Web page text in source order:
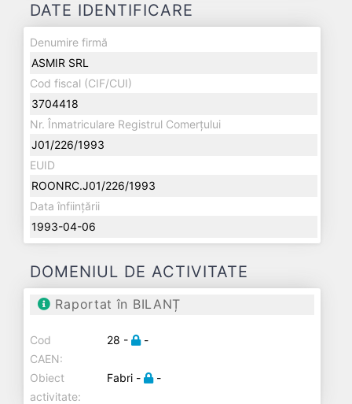
DATE IDENTIFICARE
Denumire firmă
ASMIR SRL
Cod fiscal (CIF/CUI)
3704418
Nr. Înmatriculare Registrul Comerțului
J01/226/1993
EUID
ROONRC.J01/226/1993
Data înființării
1993-04-06
DOMENIUL DE ACTIVITATE
Raportat în BILANȚ
Cod
CAEN:
28 - -
Obiect
activitate:
Fabri - -